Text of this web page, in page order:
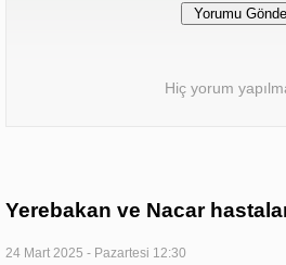
Hiç yorum
Yerebakan ve Nacar
24 Mart 2025 - Pazartesi 12:30